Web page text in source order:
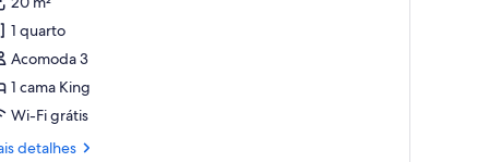
1 quarto
Acomoda 3
1 cama King
Wi-Fi grátis
detalhes